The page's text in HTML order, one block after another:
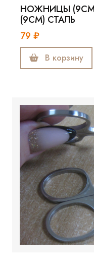
НОЖНИЦЫ
(9СМ) СТАЛЬ
79 ₽
В корзину